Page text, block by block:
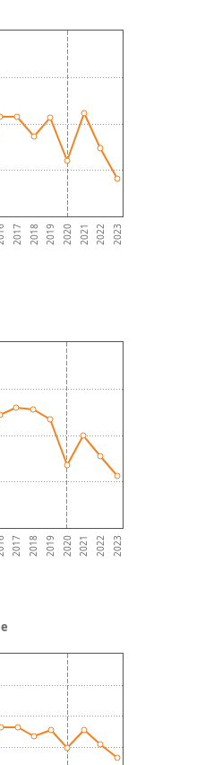
2017 2018 2019 2020 2021 2022 2023
2017 2018 2019 2020 2021 2022 2023